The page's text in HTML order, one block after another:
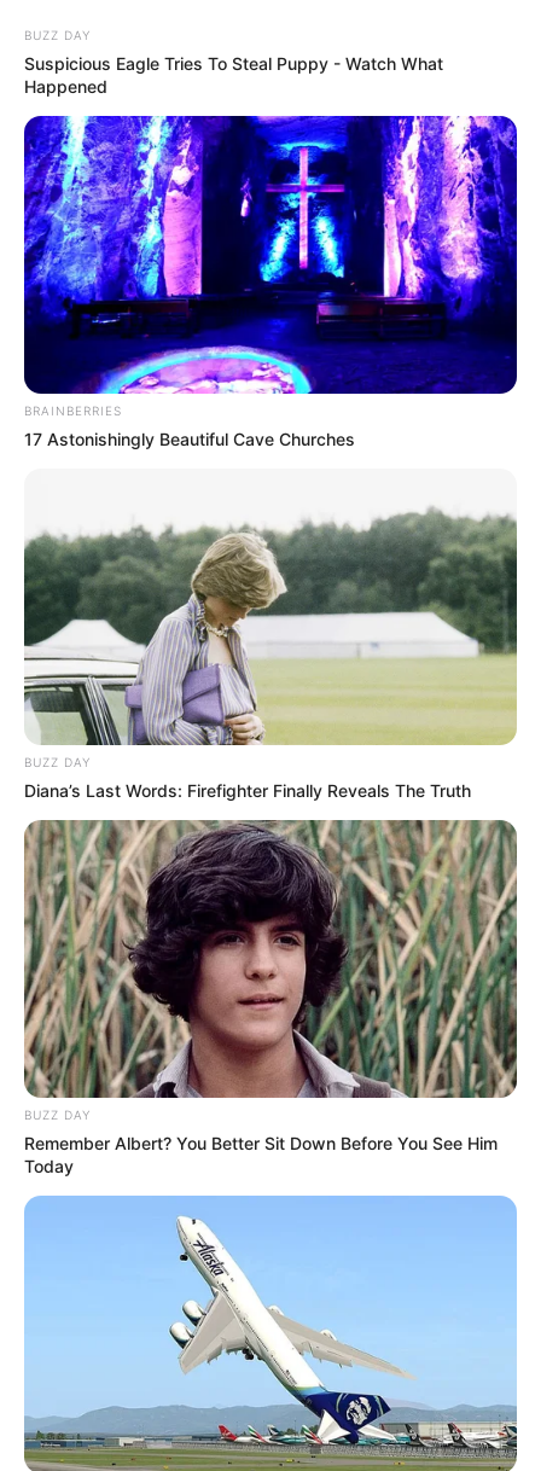
Cortina com círculos de feltro
passo a passo
Fotos: www.designspongeonline.com
Hoje trazemos essa belíssima cortina de feltro
muito fácil de fazer. Veja os passos:
Material Necessário
Molde de círculo
Máquina de costurar
Feltro
Metro
BUZZ DAY
Suspicious Eagle Tries To Steal Puppy - Watch What
Happened
BRAINBERRIES
17 Astonishingly Beautiful Cave Churches
BUZZ DAY
Diana’s Last Words: Firefighter Finally Reveals The Truth
BUZZ DAY
Remember Albert? You Better Sit Down Before You See Him
Today